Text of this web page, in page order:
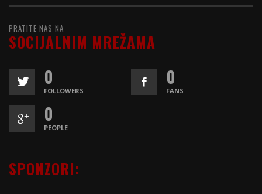
PRATITE NAS NA
SOCIJALNIM MREŽAMA
0
FOLLOWERS
0
FANS
0
PEOPLE
SPONZORI: